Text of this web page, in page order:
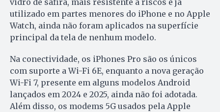
utilizado em partes menores do iPhone e no Apple
Watch, ainda não foram aplicados na superfície
principal da tela de nenhum modelo.
Na conectividade, os iPhones Pro são os únicos
com suporte a Wi-Fi 6E, enquanto a nova geração
Wi-Fi 7, presente em alguns modelos Android
lançados em 2024 e 2025, ainda não foi adotada.
Além disso, os modems 5G usados pela Apple